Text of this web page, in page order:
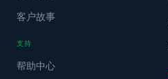
客户故事
支持
帮助中心